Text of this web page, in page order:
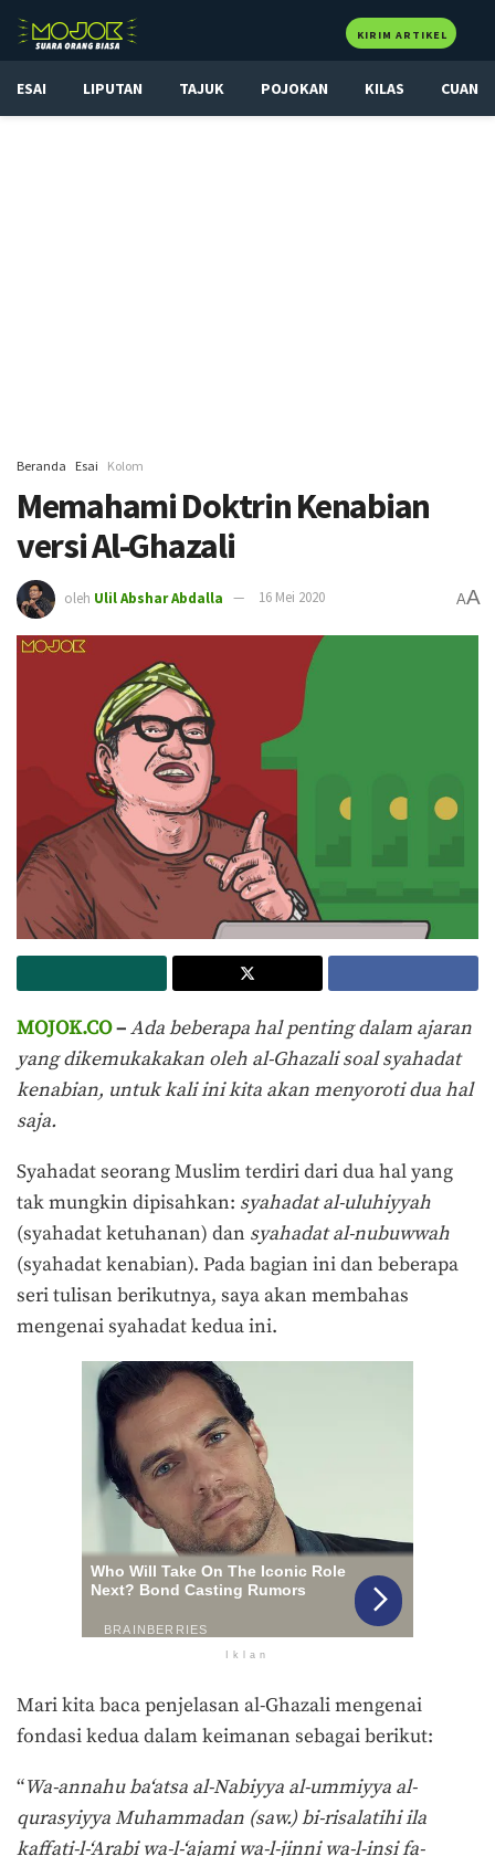
KIRIM ARTIKEL
ESAI LIPUTAN TAJUK POJOKAN KILAS CUAN
Beranda Esai Kolom
Memahami Doktrin Kenabian
versi Al-Ghazali
oleh Ulil Abshar Abdalla 16 Mei 2020 AA
MOJOK.CO–Ada beberapa hal penting dalam ajaran
yang dikemukakakan oleh al-Ghazali soal syahadat
kenabian, untuk kali ini kita akan menyoroti dua hal
saja.
Syahadat seorang Muslim terdiri dari dua hal yang
tak mungkin dipisahkan: syahadat al-uluhiyyah
(syahadat ketuhanan) dan syahadat al-nubuwwah
(syahadat kenabian). Pada bagian ini dan beberapa
seri tulisan berikutnya, saya akan membahas
mengenai syahadat kedua ini.
Iklan
Mari kita baca penjelasan al-Ghazali mengenai
fondasi kedua dalam keimanan sebagai berikut:
“Wa-annahu ba‘atsa al-Nabiyya al-ummiyya al-
qurasyiyya Muhammadan (saw.) bi-risalatihi ila
kaffati-l-‘Arabi wa-l-‘ajami wa-l-jinni wa-l-insi fa-